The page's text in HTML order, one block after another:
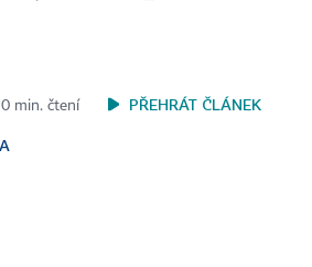
0 min. čtení PŘEHRÁT ČLÁNEK